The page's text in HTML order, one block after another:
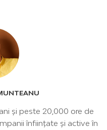
şi peste 20,000 ore de
înființate și active în